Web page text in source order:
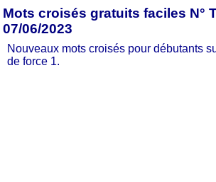
Mots croisés gratuits faciles N°
07/06/2023
Nouveaux mots croisés pour débutants
de force 1.